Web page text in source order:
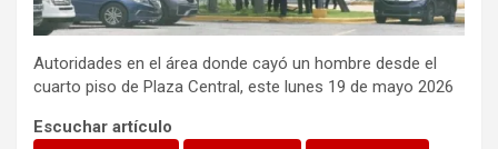
Autoridades en el área donde cayó un hombre desde el
cuarto piso de Plaza Central, este lunes 19 de mayo 2026
Escuchar artículo